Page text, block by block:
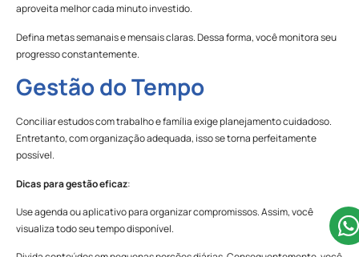
aproveita melhor cada minuto investido.
Defina metas semanais e mensais claras. Dessa forma, você monitora seu
progresso constantemente.
Gestão do Tempo
Conciliar estudos com trabalho e família exige planejamento cuidadoso.
Entretanto, com organização adequada, isso se torna perfeitamente
possível.
Dicas para gestão eficaz:
Use agenda ou aplicativo para organizar compromissos. Assim, você
visualiza todo seu tempo disponível.